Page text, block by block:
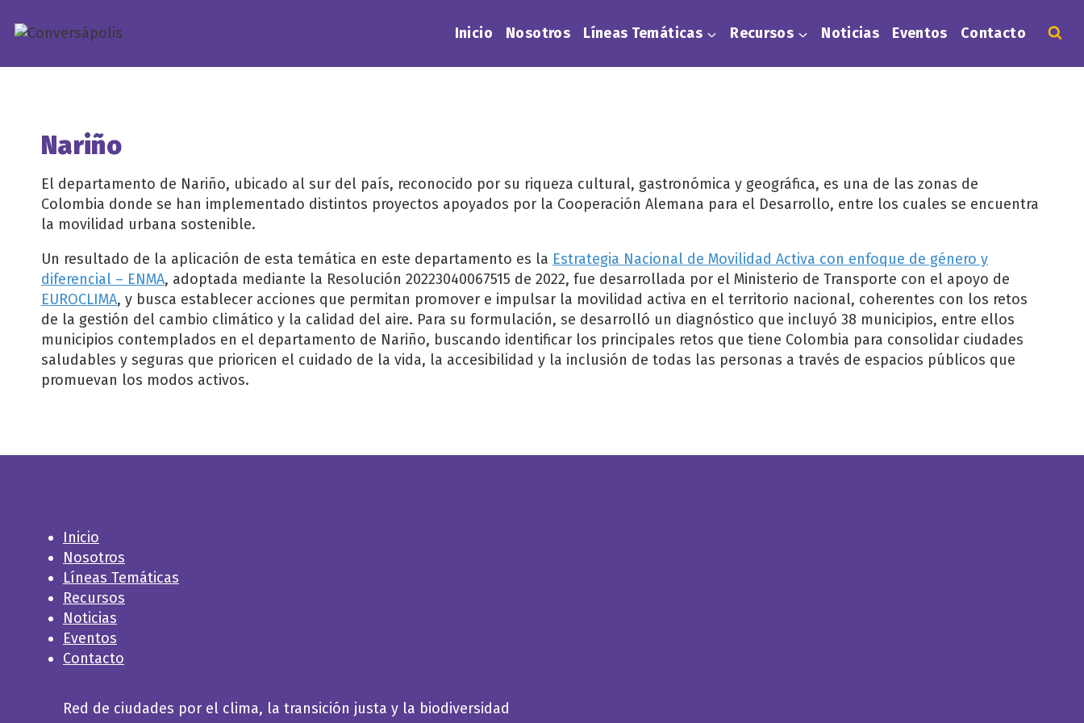
Inicio Nosotros Líneas Temáticas Recursos Noticias Eventos Contacto
Nariño
El departamento de Nariño, ubicado al sur del país, reconocido por su riqueza cultural, gastronómica y geográfica, es una de las zonas de
Colombia donde se han implementado distintos proyectos apoyados por la Cooperación Alemana para el Desarrollo, entre los cuales se encuentra
la movilidad urbana sostenible.
Un resultado de la aplicación de esta temática en este departamento es la Estrategia Nacional de Movilidad Activa con enfoque de género y
diferencial – ENMA, adoptada mediante la Resolución 20223040067515 de 2022, fue desarrollada por el Ministerio de Transporte con el apoyo de
EUROCLIMA, y busca establecer acciones que permitan promover e impulsar la movilidad activa en el territorio nacional, coherentes con los retos
de la gestión del cambio climático y la calidad del aire. Para su formulación, se desarrolló un diagnóstico que incluyó 38 municipios, entre ellos
municipios contemplados en el departamento de Nariño, buscando identificar los principales retos que tiene Colombia para consolidar ciudades
saludables y seguras que prioricen el cuidado de la vida, la accesibilidad y la inclusión de todas las personas a través de espacios públicos que
promuevan los modos activos.
Inicio
Nosotros
Líneas Temáticas
Recursos
Noticias
Eventos
Contacto
Red de ciudades por el clima, la transición justa y la biodiversidad